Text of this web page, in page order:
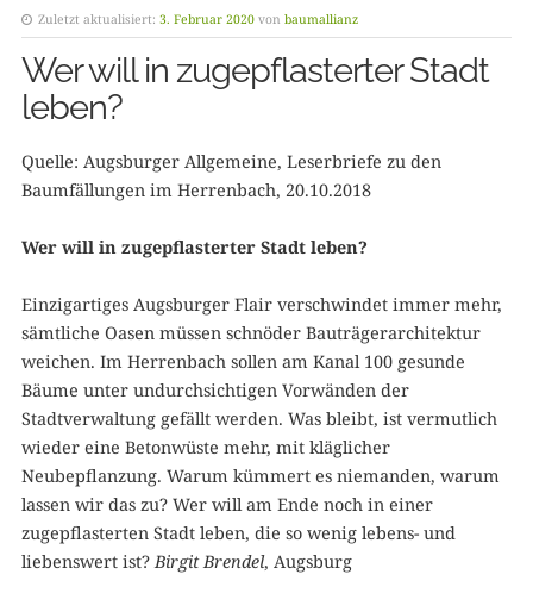
Zuletzt aktualisiert: 3. Februar 2020 von baumallianz
Wer will in zugepflasterter Stadt
leben?
Quelle: Augsburger Allgemeine, Leserbriefe zu den
Baumfällungen im Herrenbach, 20.10.2018
Wer will in zugepflasterter Stadt leben?
Einzigartiges Augsburger Flair verschwindet immer mehr,
sämtliche Oasen müssen schnöder Bauträgerarchitektur
weichen. Im Herrenbach sollen am Kanal 100 gesunde
Bäume unter undurchsichtigen Vorwänden der
Stadtverwaltung gefällt werden. Was bleibt, ist vermutlich
wieder eine Betonwüste mehr, mit kläglicher
Neubepflanzung. Warum kümmert es niemanden, warum
lassen wir das zu? Wer will am Ende noch in einer
zugepflasterten Stadt leben, die so wenig lebens- und
liebenswert ist?Birgit Brendel, Augsburg